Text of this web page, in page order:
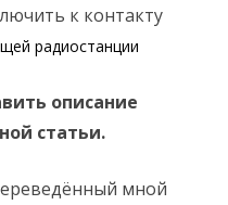
к контакту
радиостанции
описание
статьи.
мной